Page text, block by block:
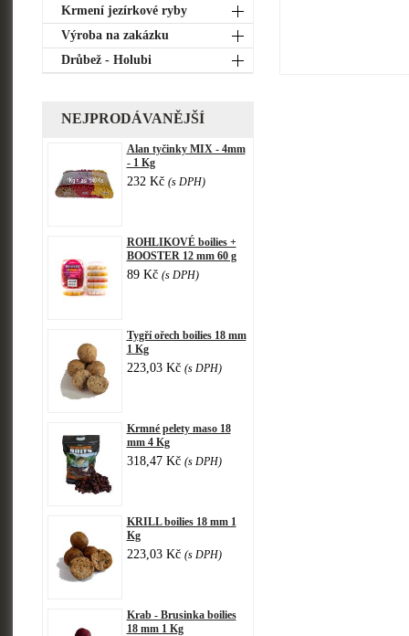
Krmení jezírkové ryby
Výroba na zakázku
Drůbež - Holubi
NEJPRODÁVANĚJŠÍ
Alan tyčinky MIX - 4mm
- 1 Kg
232 Kč (s DPH)
ROHLIKOVÉ boilies +
BOOSTER 12 mm 60 g
89 Kč (s DPH)
Tygří ořech boilies 18 mm
1 Kg
223,03 Kč (s DPH)
Krmné pelety maso 18
mm 4 Kg
318,47 Kč (s DPH)
KRILL boilies 18 mm 1
Kg
223,03 Kč (s DPH)
Krab - Brusinka boilies
18 mm 1 Kg